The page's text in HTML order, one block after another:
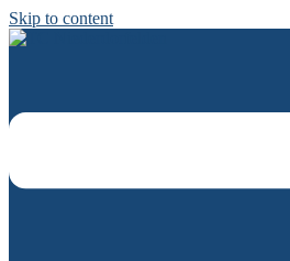
Skip to content